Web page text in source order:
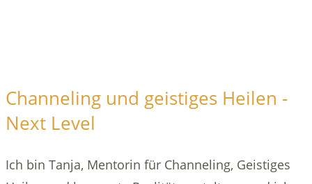
Channeling und geistiges Heilen -
Next Level
Ich bin Tanja, Mentorin für Channeling, Geistiges